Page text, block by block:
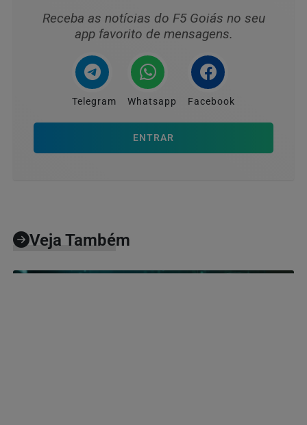
Receba as notícias do F5 Goiás no seu
app favorito de mensagens.
Telegram Whatsapp Facebook
ENTRAR
Veja Também